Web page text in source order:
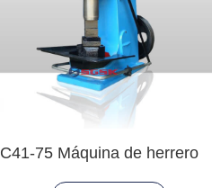
C41-75 Máquina de herrero